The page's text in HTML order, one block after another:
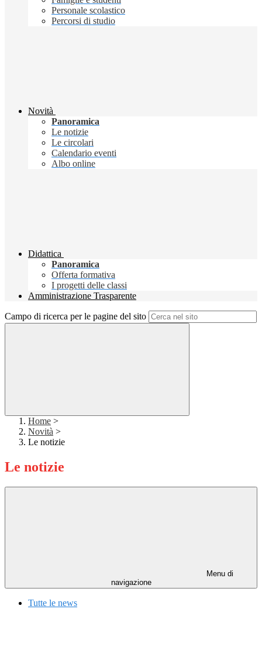
Personale scolastico
Percorsi di studio
Novità
Panoramica
Le notizie
Le circolari
Calendario eventi
Albo online
Didattica
Panoramica
Offerta formativa
I progetti delle classi
Amministrazione Trasparente
Campo di ricerca per le pagine del sito
Home >
Novità >
Le notizie
Le notizie
Menu di
navigazione
Tutte le news